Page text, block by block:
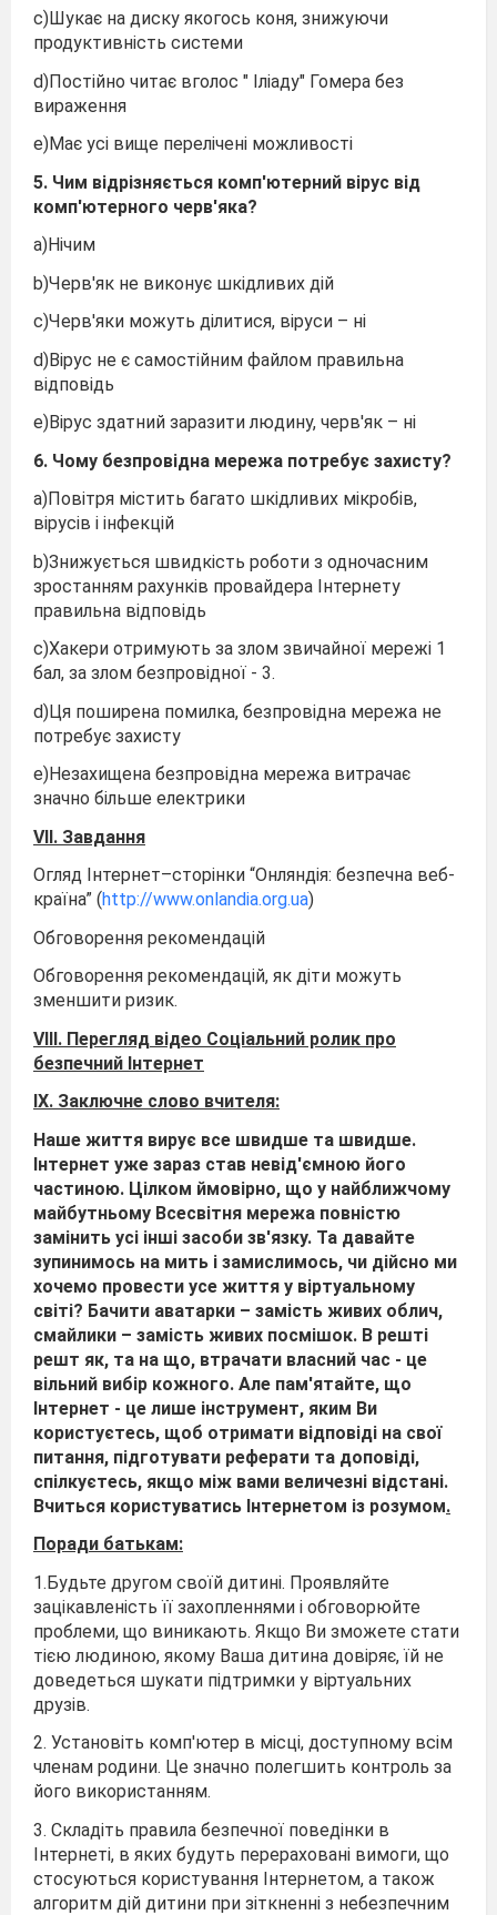
c)Шукає на диску якогось коня, знижуючи
продуктивність системи
d)Постійно читає вголос " Іліаду" Гомера без
вираження
e)Має усі вище перелічені можливості
5. Чим відрізняється комп'ютерний вірус від
комп'ютерного черв'яка?
a)Нічим
b)Черв'як не виконує шкідливих дій
c)Черв'яки можуть ділитися, віруси – ні
d)Вірус не є самостійним файлом правильна
відповідь
e)Вірус здатний заразити людину, черв'як – ні
6. Чому безпровідна мережа потребує захисту?
a)Повітря містить багато шкідливих мікробів,
вірусів і інфекцій
b)Знижується швидкість роботи з одночасним
зростанням рахунків провайдера Інтернету
правильна відповідь
c)Хакери отримують за злом звичайної мережі 1
бал, за злом безпровідної - 3.
d)Ця поширена помилка, безпровідна мережа не
потребує захисту
e)Незахищена безпровідна мережа витрачає
значно більше електрики
VІІ. Завдання
Огляд Інтернет–сторінки “Онляндія: безпечна веб-
країна” (http://www.onlandia.org.ua)
Обговорення рекомендацій
Обговорення рекомендацій, як діти можуть
зменшити ризик.
VІІІ. Перегляд відео Соціальний ролик про
безпечний Інтернет
ІХ. Заключне слово вчителя:
Наше життя вирує все швидше та швидше.
Інтернет уже зараз став невід'ємною його
частиною. Цілком ймовірно, що у найближчому
майбутньому Всесвітня мережа повністю
замінить усі інші засоби зв'язку. Та давайте
зупинимось на мить і замислимось, чи дійсно ми
хочемо провести усе життя у віртуальному
світі? Бачити аватарки – замість живих облич,
смайлики – замість живих посмішок. В решті
решт як, та на що, втрачати власний час - це
вільний вибір кожного. Але пам'ятайте, що
Інтернет - це лише інструмент, яким Ви
користуєтесь, щоб отримати відповіді на свої
питання, підготувати реферати та доповіді,
спілкуєтесь, якщо між вами величезні відстані.
Вчиться користуватись Інтернетом із розумом.
Поради батькам:
1.Будьте другом своїй дитині. Проявляйте
зацікавленість її захопленнями і обговорюйте
проблеми, що виникають. Якщо Ви зможете стати
тією людиною, якому Ваша дитина довіряє, їй не
доведеться шукати підтримки у віртуальних
друзів.
2. Установіть комп'ютер в місці, доступному всім
членам родини. Це значно полегшить контроль за
його використанням.
3. Складіть правила безпечної поведінки в
Інтернеті, в яких будуть перераховані вимоги, що
стосуються користування Інтернетом, а також
алгоритм дій дитини при зіткненні з небезпечним